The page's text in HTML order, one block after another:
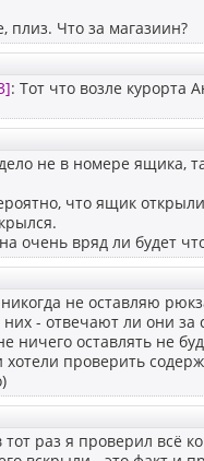
плиз. Что за магазиин?
: Тот что возле курорта
не в номере ящика,
что ящик
очень вряд ли будет
не оставляю
- отвечают ли они за
ничего оставлять не
хотели проверить
тот раз я проверил всё